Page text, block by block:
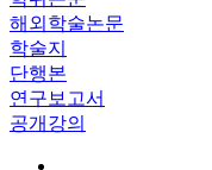
해외학술논문
학술지
단행본
연구보고서
공개강의